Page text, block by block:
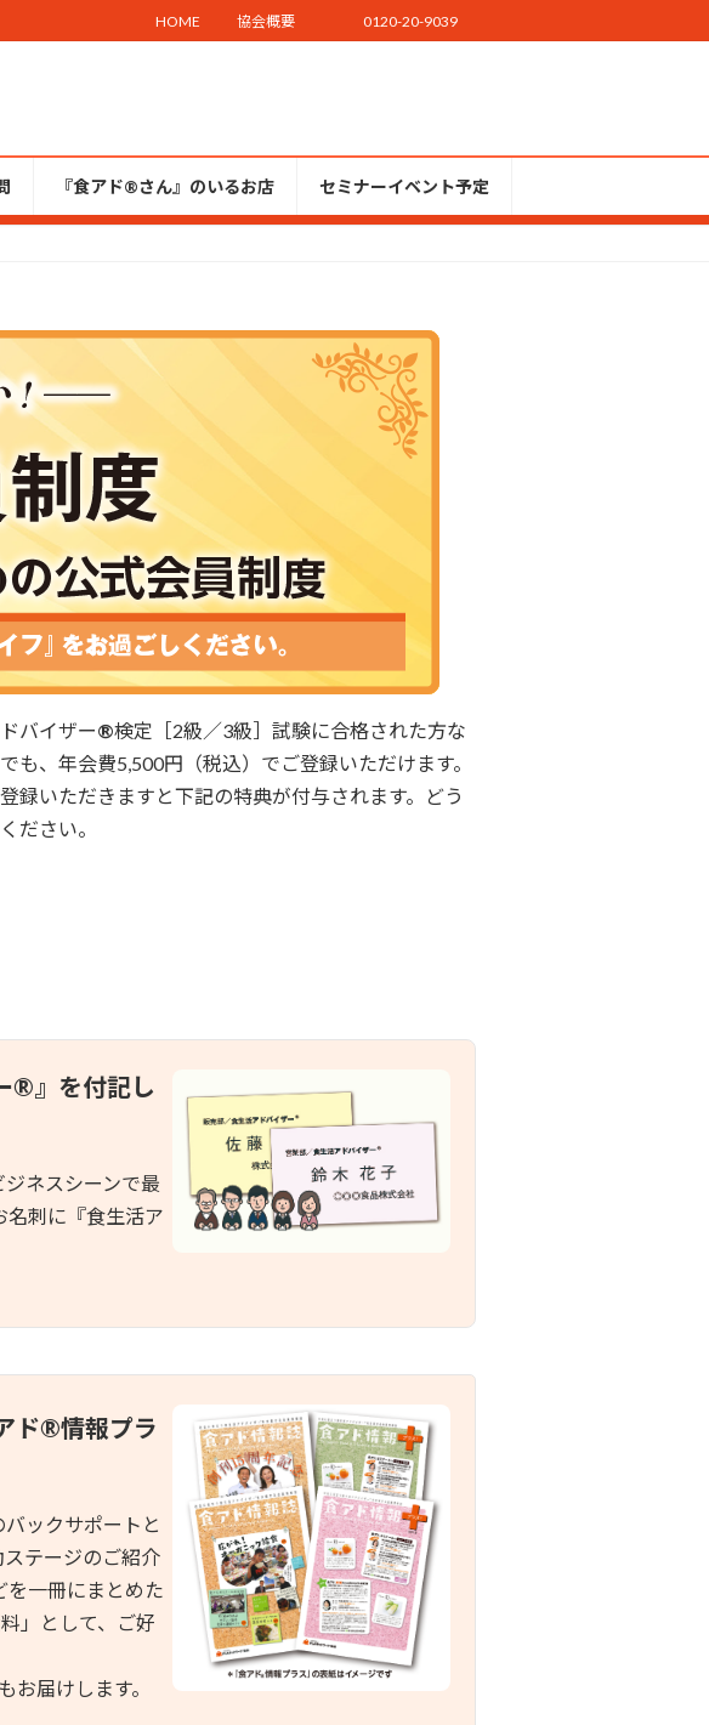
HOME 協会概要 0120-20-9039
『食アド®︎さん』のいるお店 セミナーイベント予定
バイザー®検定［2級／3級］試験に合格された方な
も、年会費5,500円（税込）でご登録いただけます。
録いただきますと下記の特典が付与されます。どう
ださい。
®』を付記し
ネスシーンで最
名刺に『食生活ア
ド®︎情報プラ
ックサポートと
テージのご紹介
を一冊にまとめた
」として、ご好
届けします。